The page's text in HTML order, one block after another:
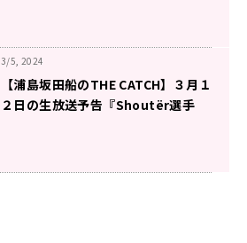
3/5, 2024
【浦島坂田船のTHE CATCH】３月１
２日の生放送予告『Shoutër選手